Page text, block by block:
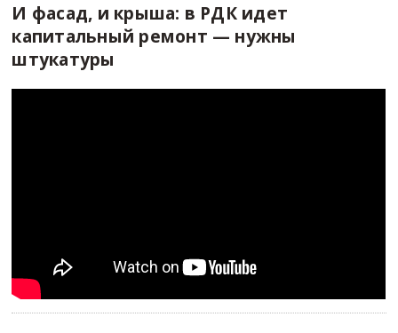
И фасад, и крыша: в РДК идет
капитальный ремонт — нужны
штукатуры